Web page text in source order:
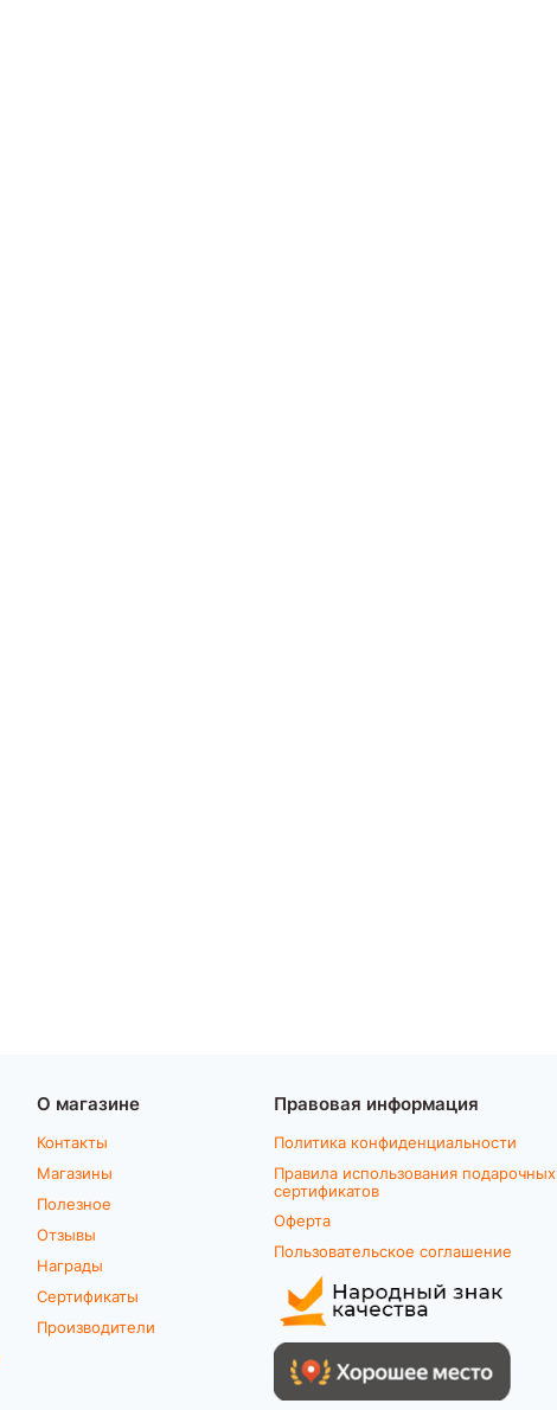
О магазине
Контакты
Магазины
Полезное
Отзывы
Награды
Сертификаты
Производители
Правовая информация
Политика конфиденциальности
Правила использования подарочных
сертификатов
Оферта
Пользовательское соглашение